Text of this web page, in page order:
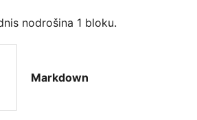
nodrošina 1 bloku.
Markdown